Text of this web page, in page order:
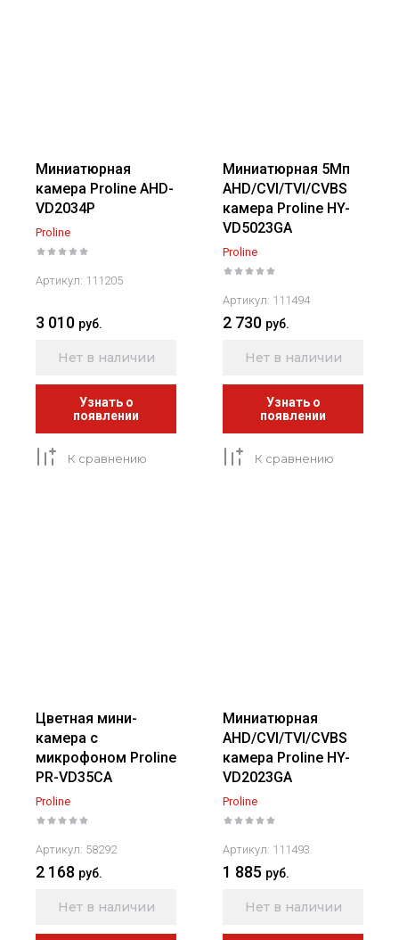
Миниатюрная
камера Proline AHD-
VD2034P
Proline
Артикул: 111205
3 010 руб.
Нет в наличии
Узнать о
появлении
К сравнению
Миниатюрная 5Мп
AHD/CVI/TVI/CVBS
камера Proline HY-
VD5023GA
Proline
Артикул: 111494
2 730 руб.
Нет в наличии
Узнать о
появлении
К сравнению
Цветная мини-
камера с
микрофоном Proline
PR-VD35CA
Proline
Артикул: 58292
2 168 руб.
Нет в наличии
Миниатюрная
AHD/CVI/TVI/CVBS
камера Proline HY-
VD2023GA
Proline
Артикул: 111493
1 885 руб.
Нет в наличии